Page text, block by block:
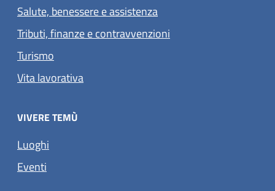
Salute, benessere e assistenza
Tributi, finanze e contravvenzioni
Turismo
Vita lavorativa
VIVERE TEMÙ
Luoghi
Eventi